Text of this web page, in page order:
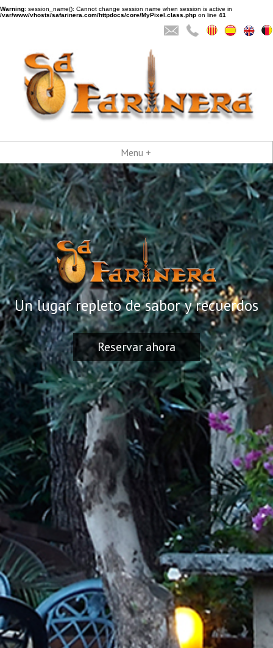
Warning: session_name(): Cannot change session name when session is active in
/var/www/vhosts/safarinera.com/httpdocs/core/MyPixel.class.php on line 41
Menu
Un lugar repleto de sabor y recuerdos
Reservar ahora